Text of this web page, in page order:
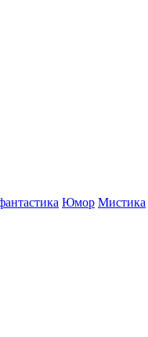
Юмор Мистика